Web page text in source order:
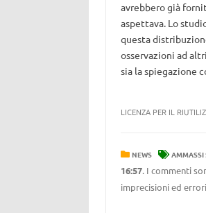
avrebbero già
aspettava. Lo
questa
osservazioni ad
sia la spiegazione
LICENZA PER IL
NEWS AMMASSI
16:57. I commenti
imprecisioni ed